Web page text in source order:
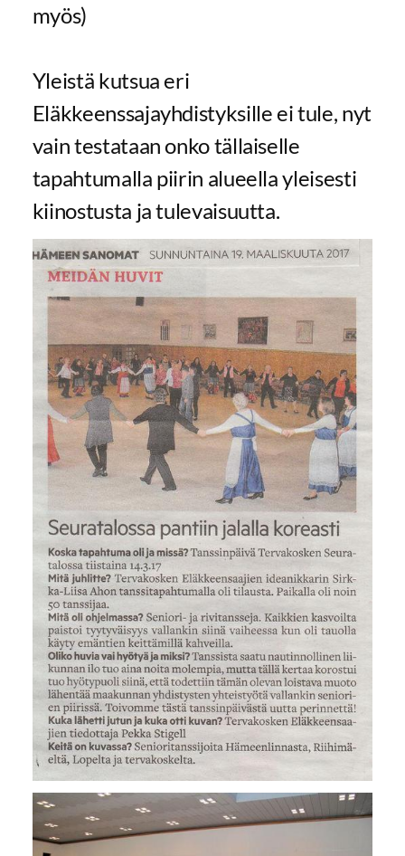
myös)
Yleistä kutsua eri
Eläkkeenssajayhdistyksille ei tule, nyt
vain testataan onko tällaiselle
tapahtumalla piirin alueella yleisesti
kiinostusta ja tulevaisuutta.